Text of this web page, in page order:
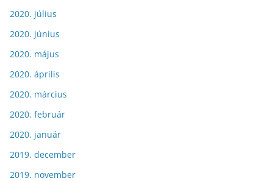
2020. július
2020. június
2020. május
2020. április
2020. március
2020. február
2020. január
2019. december
2019. november